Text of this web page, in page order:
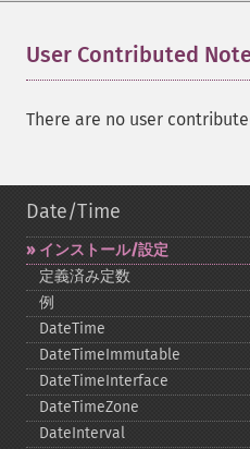
User Contributed
There are no user
Date/Time
インストール/設定
定義済み定数
例
DateTime
DateTimeImmutable
DateTimeInterface
DateTimeZone
DateInterval